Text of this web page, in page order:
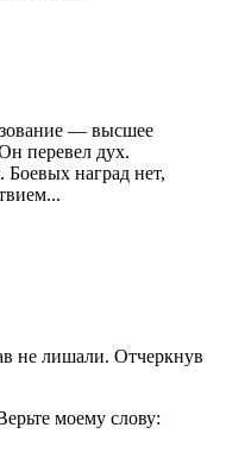
— высшее
перевел дух.
наград нет,
не лишали. Отчеркнув
моему слову: